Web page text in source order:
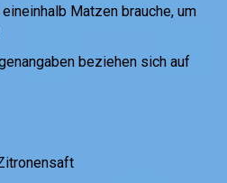
Matzen brauche, um
beziehen sich auf